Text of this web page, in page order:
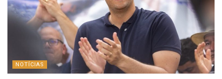
NOTÍCIAS